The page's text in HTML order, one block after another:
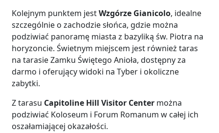
Kolejnym punktem jestWzgórze Gianicolo, idealne
szczególnie o zachodzie słońca, gdzie można
podziwiać panoramę miasta z bazyliką św. Piotra na
horyzoncie. Świetnym miejscem jest również taras
na tarasie Zamku Świętego Anioła, dostępny za
darmo i oferujący widoki na Tyber i okoliczne
zabytki.
Z tarasu Capitoline Hill Visitor Center można
podziwiać Koloseum i Forum Romanum w całej ich
oszałamiającej okazałości.